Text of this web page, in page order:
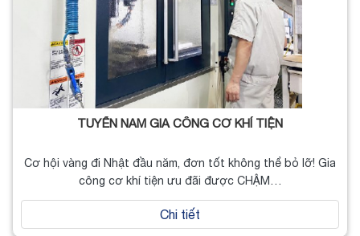
TUYỂN NAM GIA CÔNG CƠ KHÍ TIỆN
Cơ hội vàng đi Nhật đầu năm, đơn tốt không thể bỏ lỡ! Gia
công cơ khí tiện ưu đãi được CHẬM…
Chi tiết